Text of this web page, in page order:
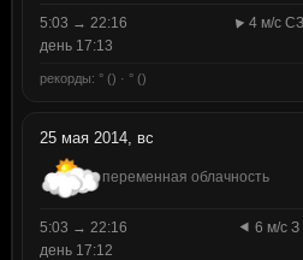
5:03 → 22:16
4 м/с СЗ
день 17:13
рекорды: ° () · ° ()
25 мая 2014, вс
переменная облачность
5:03 → 22:16
6 м/с З
день 17:12